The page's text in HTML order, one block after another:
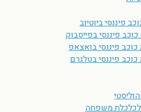
פיננסי ביוטיוב
פיננסי בפייסבוק
פיננסי בואצאפ
פיננסי בטלגרם
לכלכלת משפחה